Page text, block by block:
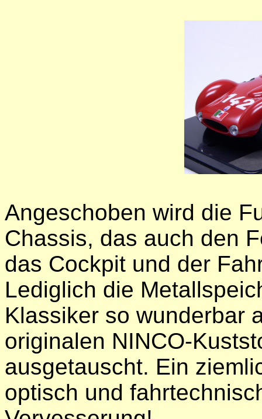
Angeschoben wird die
Chassis, das auch den
das Cockpit und der
Lediglich die
Klassiker so wunderbar
originalen NINCO-
ausgetauscht. Ein
optisch und